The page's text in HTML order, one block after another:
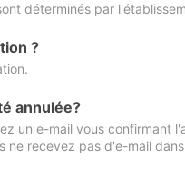
déterminés par
?
annulée?
un e-mail vous confirmant
ne recevez pas d'e-mail